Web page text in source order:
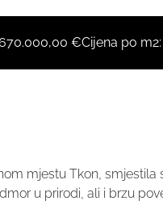
€Cijena po m2:
mjestu Tkon,
u prirodi, ali i brzu